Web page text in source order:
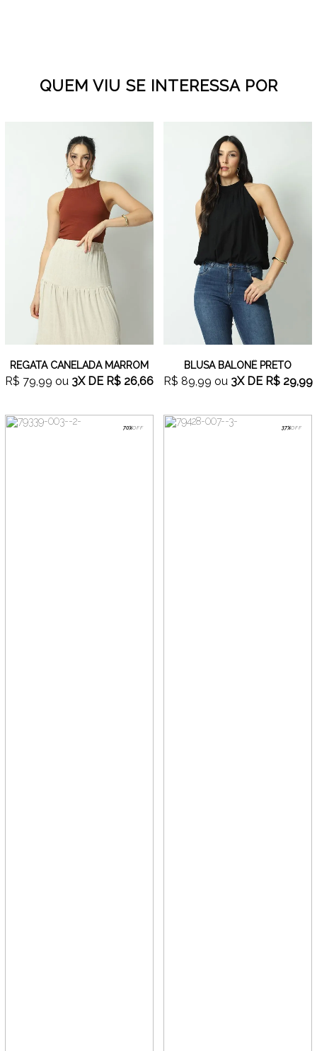
QUEM VIU SE INTERESSA POR
REGATA CANELADA MARROM
R$ 79,99 ou 3XDE R$ 26,66
BLUSA BALONÊ PRETO
R$ 89,99 ou 3XDE R$ 29,99
70%OFF 37%OFF